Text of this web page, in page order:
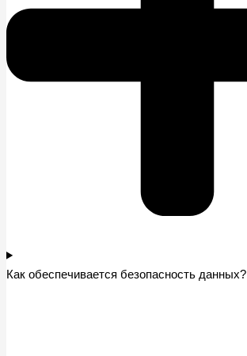
Как обеспечивается безопасность данных?